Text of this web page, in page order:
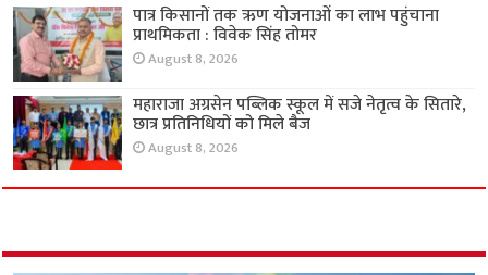
पात्र किसानों तक ऋण योजनाओं का लाभ पहुंचाना
प्राथमिकता : विवेक सिंह तोमर
August 8, 2026
महाराजा अग्रसेन पब्लिक स्कूल में सजे नेतृत्व के सितारे,
छात्र प्रतिनिधियों को मिले बैज
August 8, 2026